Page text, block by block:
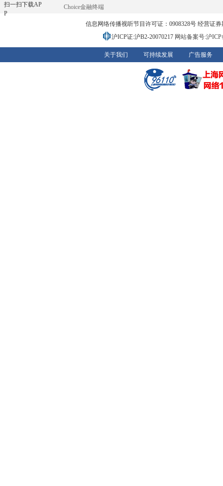
扫一扫下载AP
P
Choice金融终端
信息网络传播视听节目许可证：0908328号 经营证
沪ICP证:沪B2-20070217 网站备案号:沪
关于我们 可持续发展 广告服务